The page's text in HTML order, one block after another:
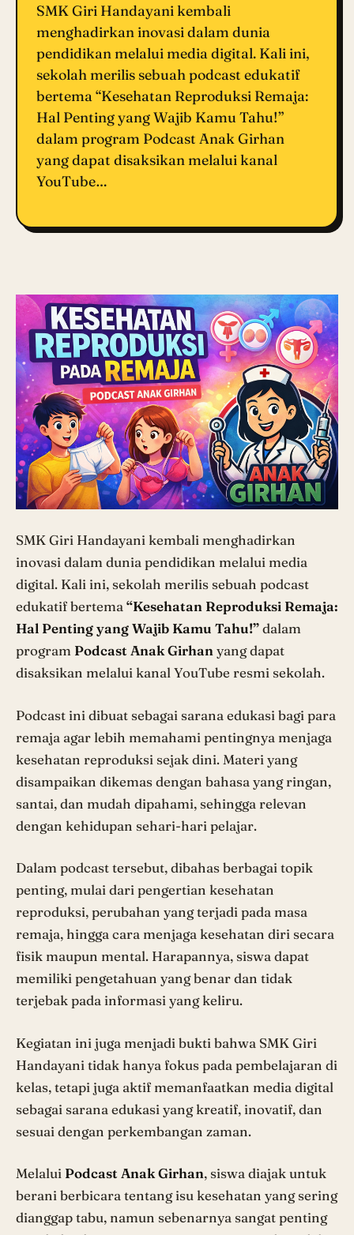
SMK Giri Handayani kembali
menghadirkan inovasi dalam dunia
pendidikan melalui media digital. Kali ini,
sekolah merilis sebuah podcast edukatif
bertema “Kesehatan Reproduksi Remaja:
Hal Penting yang Wajib Kamu Tahu!”
dalam program Podcast Anak Girhan
yang dapat disaksikan melalui kanal
YouTube…
SMK Giri Handayani kembali menghadirkan
inovasi dalam dunia pendidikan melalui media
digital. Kali ini, sekolah merilis sebuah podcast
edukatif bertema“Kesehatan Reproduksi Remaja:
Hal Penting yang Wajib Kamu Tahu!”dalam
program Podcast Anak Girhanyang dapat
disaksikan melalui kanal YouTube resmi sekolah.
Podcast ini dibuat sebagai sarana edukasi bagi para
remaja agar lebih memahami pentingnya menjaga
kesehatan reproduksi sejak dini. Materi yang
disampaikan dikemas dengan bahasa yang ringan,
santai, dan mudah dipahami, sehingga relevan
dengan kehidupan sehari-hari pelajar.
Dalam podcast tersebut, dibahas berbagai topik
penting, mulai dari pengertian kesehatan
reproduksi, perubahan yang terjadi pada masa
remaja, hingga cara menjaga kesehatan diri secara
fisik maupun mental. Harapannya, siswa dapat
memiliki pengetahuan yang benar dan tidak
terjebak pada informasi yang keliru.
Kegiatan ini juga menjadi bukti bahwa SMK Giri
Handayani tidak hanya fokus pada pembelajaran di
kelas, tetapi juga aktif memanfaatkan media digital
sebagai sarana edukasi yang kreatif, inovatif, dan
sesuai dengan perkembangan zaman.
Melalui Podcast Anak Girhan, siswa diajak untuk
berani berbicara tentang isu kesehatan yang sering
dianggap tabu, namun sebenarnya sangat penting